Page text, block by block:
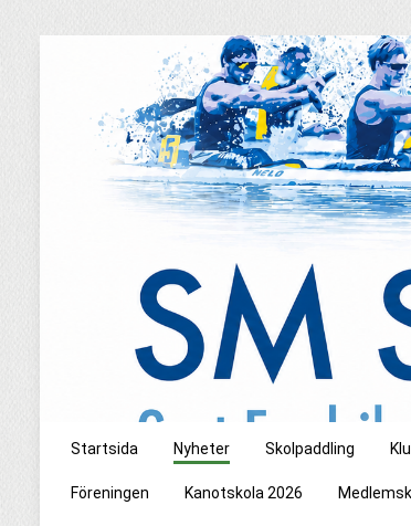
Startsida Nyheter Skolpaddling
Föreningen Kanotskola 2026